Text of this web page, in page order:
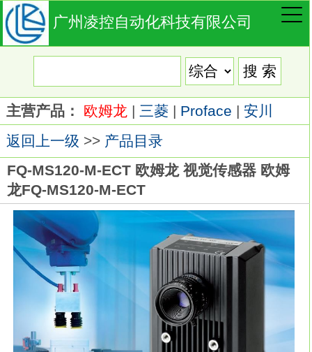
广州凌控自动化科技有限公司
主营产品： 欧姆龙 | 三菱 | Proface | 安川
返回上一级 >> 产品目录
FQ-MS120-M-ECT 欧姆龙 视觉传感器 欧姆
龙FQ-MS120-M-ECT